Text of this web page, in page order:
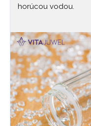
horúcou vodou.